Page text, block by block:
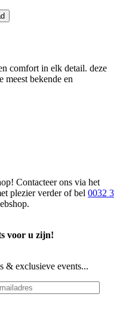
comfort in elk detail. deze
meest bekende en
Contacteer ons via het
plezier verder of bel 0032 3
voor u zijn!
& exclusieve events...